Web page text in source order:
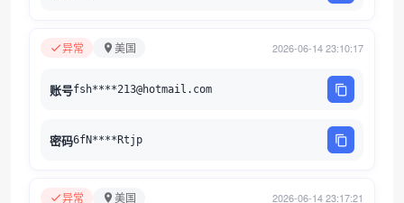
异常 美国 2026-06-14 23:10:17
账号fsh****213@hotmail.com
密码6fN****Rtjp
异常 美国 2026-06-14 23:17:21